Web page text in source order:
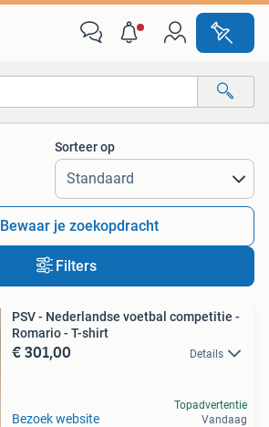
Alle afstanden…
Sorteer op
Bewaar je zoekopdracht
Filters
PSV - Nederlandse voetbal competitie -
Romario - T-shirt
€ 301,00 Details
Bezoek website
Topadvertentie
Vandaag